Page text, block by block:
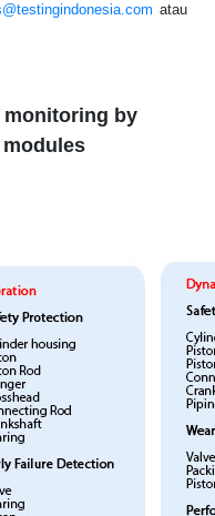
atau
by
modules